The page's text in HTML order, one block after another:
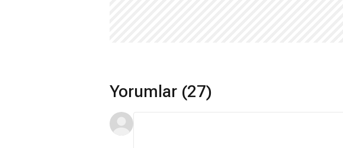
Yorumlar (27)